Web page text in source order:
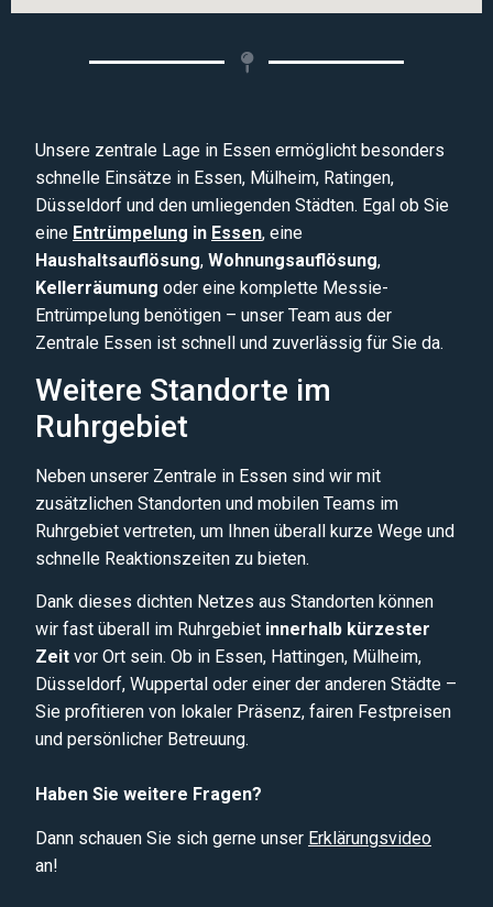
Unsere zentrale Lage in Essen ermöglicht besonders
schnelle Einsätze in Essen, Mülheim, Ratingen,
Düsseldorf und den umliegenden Städten. Egal ob Sie
eine Entrümpelung in Essen, eine
Haushaltsauflösung, Wohnungsauflösung,
Kellerräumung oder eine komplette Messie-
Entrümpelung benötigen – unser Team aus der
Zentrale Essen ist schnell und zuverlässig für Sie da.
Weitere Standorte im
Ruhrgebiet
Neben unserer Zentrale in Essen sind wir mit
zusätzlichen Standorten und mobilen Teams im
Ruhrgebiet vertreten, um Ihnen überall kurze Wege und
schnelle Reaktionszeiten zu bieten.
Dank dieses dichten Netzes aus Standorten können
wir fast überall im Ruhrgebiet innerhalb kürzester
Zeit vor Ort sein. Ob in Essen, Hattingen, Mülheim,
Düsseldorf, Wuppertal oder einer der anderen Städte –
Sie profitieren von lokaler Präsenz, fairen Festpreisen
und persönlicher Betreuung.
Haben Sie weitere Fragen?
Dann schauen Sie sich gerne unser Erklärungsvideo
an!